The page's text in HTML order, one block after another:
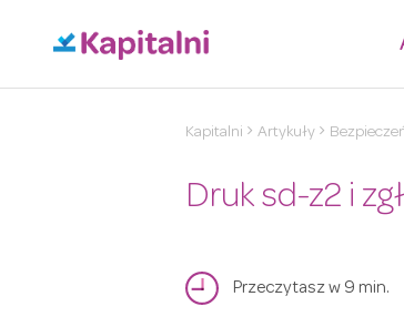
Kapitalni Artykuły
Druk sd-z2 i
Przeczytasz w 9 min.